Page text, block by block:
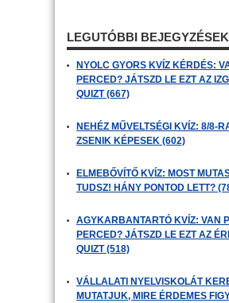
LEGUTÓBBI BEJEGYZÉSEK
NYOLC GYORS KVÍZ KÉRDÉS:
PERCED? JÁTSZD LE EZT AZ
QUIZT (667)
NEHÉZ MŰVELTSÉGI KVÍZ: 8/8-
ZSENIK KÉPESEK (602)
ELMEBŐVÍTŐ KVÍZ: MOST
TUDSZ! HÁNY PONTOD LETT?
AGYKARBANTARTÓ KVÍZ: VAN
PERCED? JÁTSZD LE EZT AZ
QUIZT (518)
VÁLLALATI NYELVISKOLÁT
MUTATJUK, MIRE ÉRDEMES